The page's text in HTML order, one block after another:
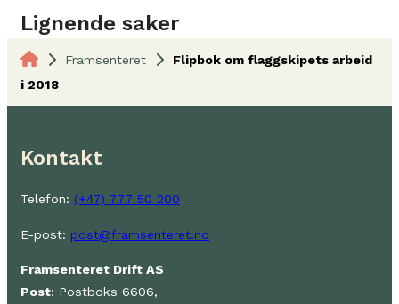
Lignende saker
Framsenteret
Flipbok om flaggskipets arbeid
i 2018
Kontakt
Telefon: (+47) 777 50 200
E-post: post@framsenteret.no
Framsenteret Drift AS
Post: Postboks 6606,